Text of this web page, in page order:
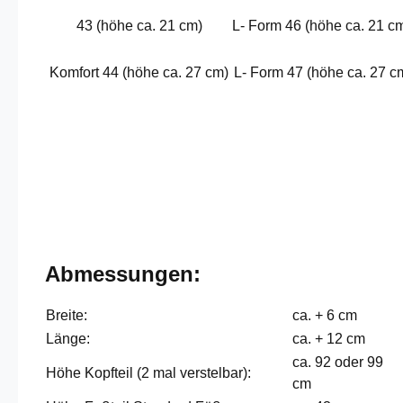
43 (höhe ca. 21 cm) L- Form 46 (höhe ca. 21
Komfort 44 (höhe ca. 27 cm) L- Form 47 (höhe ca. 27
Abmessungen:
Breite:
ca. + 6 cm
Länge:
ca. + 12 cm
Höhe Kopfteil (2 mal verstelbar):
ca. 92 oder 99
cm